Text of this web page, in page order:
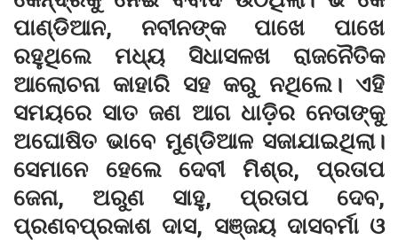
ପାଣ୍ଡିଆନ, ନବୀନଙ୍କ ପାଖେ ପାଖେ
ରହୁଥିଲେ ମଧ୍ୟ ସିଧାସଳଖ ରାଜନୈତିକ
ଆଲୋଚନା କାହାରି ସହ କରୁ ନଥିଲେ। ଏହି
ସମୟରେ ସାତ ଜଣ ଆଗ ଧାଡ଼ିର ନେତାଙ୍କୁ
ଅଘୋଷିତ ଭାବେ ମୁଣ୍ଡିଆଳ ସଜାଯାଇଥିଲା।
ସେମାନେ ହେଲେ ଦେବୀ ମିଶ୍ର, ପ୍ରତାପ
ଜେନା, ଅରୁଣ ସାହୁ, ପ୍ରତାପ ଦେବ,
ପ୍ରଣବପ୍ରକାଶ ଦାସ, ସଞ୍ଜୟ ଦାସବର୍ମା ଓ